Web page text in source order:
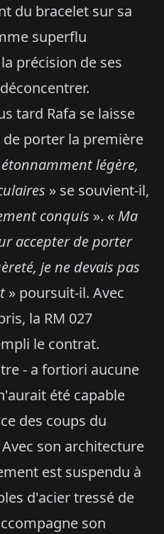
du bracelet sur sa
superflu
précision de ses
tard Rafa se laisse
porter la première
légère,
» se souvient-il,
conquis ». « Ma
accepter de porter
je ne devais pas
» poursuit-il. Avec
la RM 027
le contrat.
- a fortiori aucune
été capable
des coups du
son architecture
est suspendu à
d'acier tressé de
son